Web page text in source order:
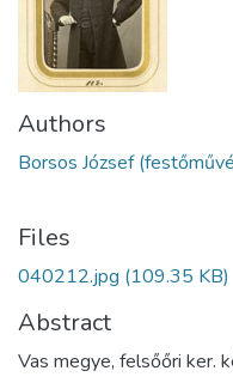
Authors
Borsos József
Files
040212.jpg (109.35 KB)
Abstract
Vas megye, felsőőri ker.